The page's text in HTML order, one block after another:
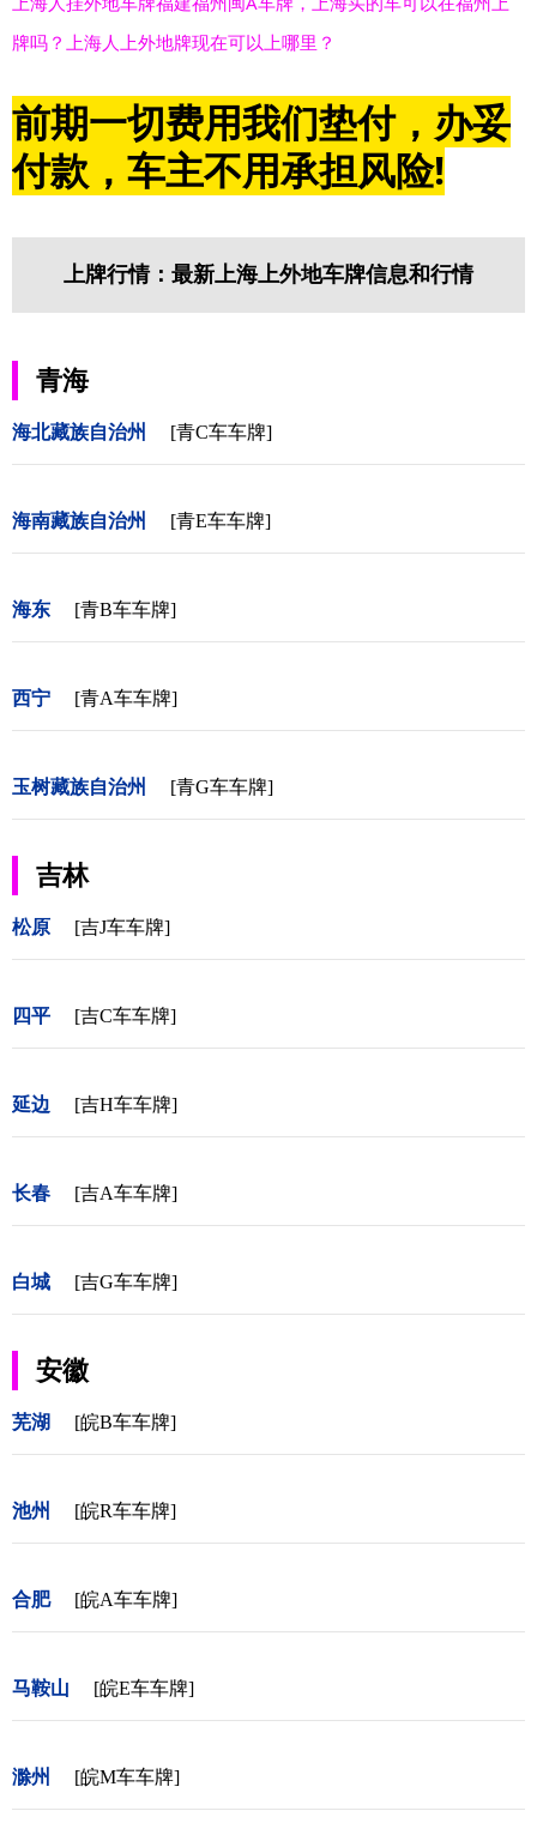
牌吗？上海人上外地牌现在可以上哪里？
前期一切费用我们垫付，办妥
付款，车主不用承担风险!
上牌行情：最新上海上外地车牌信息和行情
青海
海北藏族自治州 [青C车车牌]
海南藏族自治州 [青E车车牌]
海东 [青B车车牌]
西宁 [青A车车牌]
玉树藏族自治州 [青G车车牌]
吉林
松原 [吉J车车牌]
四平 [吉C车车牌]
延边 [吉H车车牌]
长春 [吉A车车牌]
白城 [吉G车车牌]
安徽
芜湖 [皖B车车牌]
池州 [皖R车车牌]
合肥 [皖A车车牌]
马鞍山 [皖E车车牌]
滁州 [皖M车车牌]